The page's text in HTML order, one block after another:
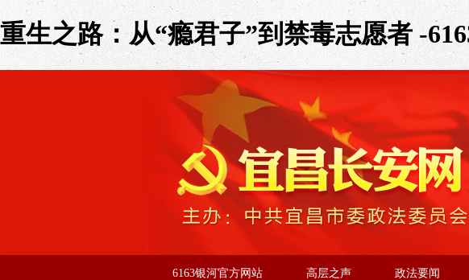
重生之路：从“瘾君子”到禁毒志愿者 -
6163银河官方网站 高层之声 政法要闻